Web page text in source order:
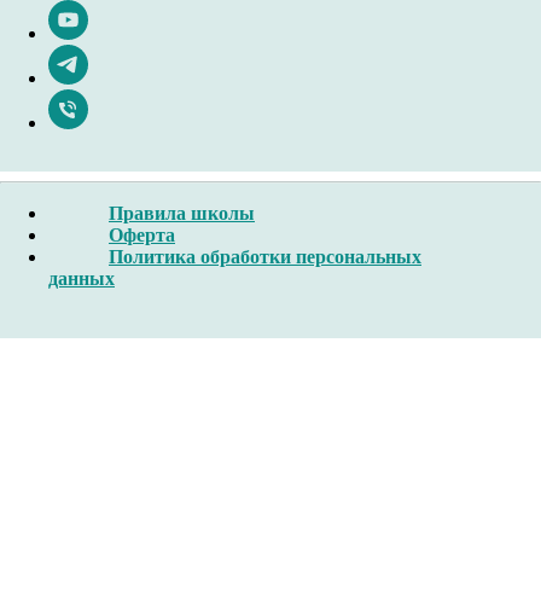
Правила школы
Оферта
Политика обработки персональных
данных